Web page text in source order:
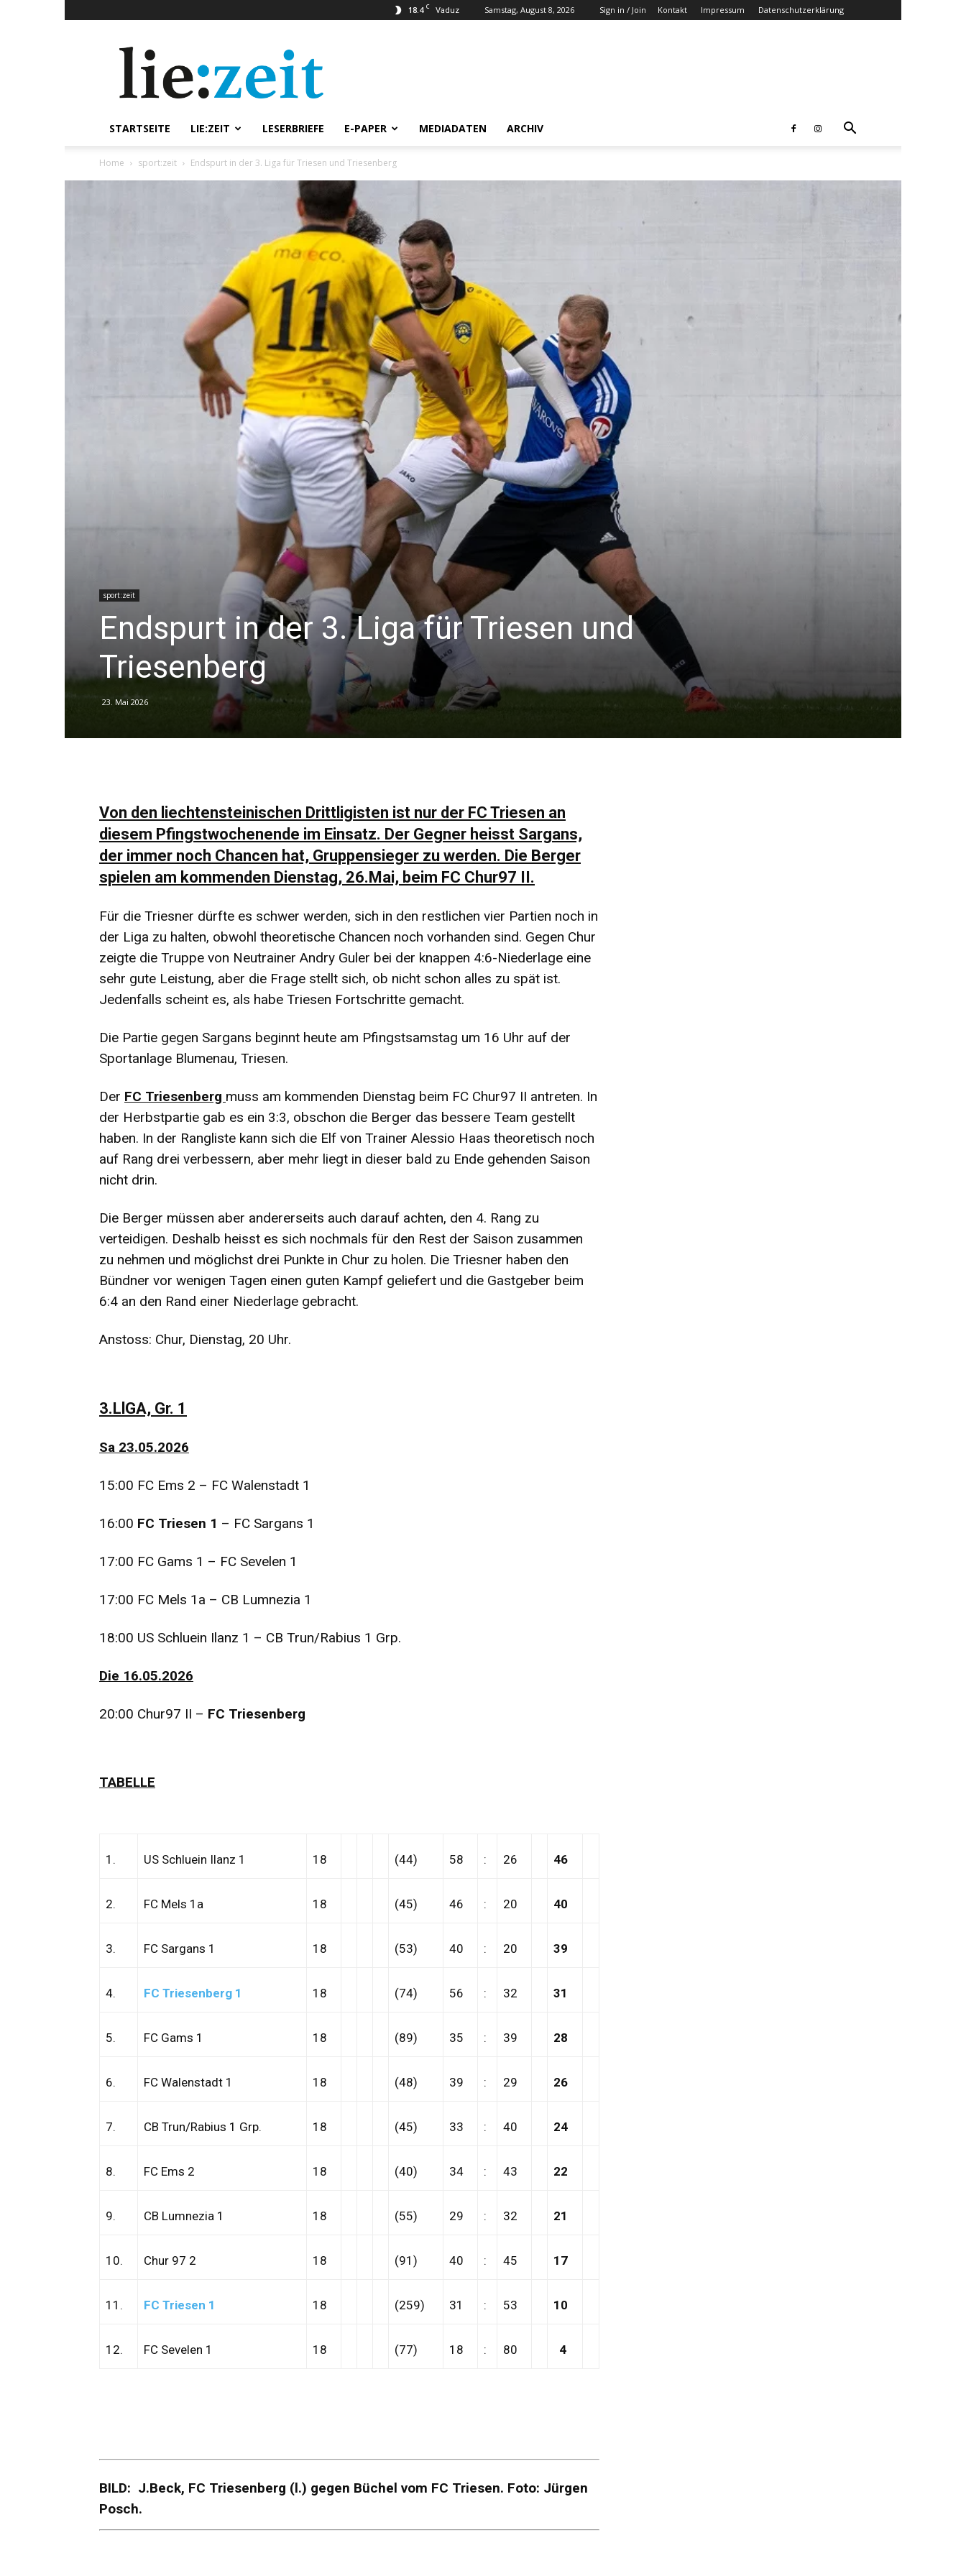
18.4 C Vaduz Samstag, August 8, 2026 Sign in / Join Kontakt Impressum Datenschutzerklärung
STARTSEITE LIE:ZEIT LESERBRIEFE E-PAPER MEDIADATEN ARCHIV
Home sport:zeit Endspurt in der 3. Liga für Triesen und Triesenberg
sport:zeit
Endspurt in der 3. Liga für Triesen und
Triesenberg
23. Mai 2026
Von den liechtensteinischen Drittligisten ist nur der FC Triesen an
diesem Pfingstwochenende im Einsatz. Der Gegner heisst Sargans,
der immer noch Chancen hat, Gruppensieger zu werden. Die Berger
spielen am kommenden Dienstag, 26.Mai, beim FC Chur97 II.
Für die Triesner dürfte es schwer werden, sich in den restlichen vier Partien noch in
der Liga zu halten, obwohl theoretische Chancen noch vorhanden sind. Gegen Chur
zeigte die Truppe von Neutrainer Andry Guler bei der knappen 4:6-Niederlage eine
sehr gute Leistung, aber die Frage stellt sich, ob nicht schon alles zu spät ist.
Jedenfalls scheint es, als habe Triesen Fortschritte gemacht.
Die Partie gegen Sargans beginnt heute am Pfingstsamstag um 16 Uhr auf der
Sportanlage Blumenau, Triesen.
Der FC Triesenberg muss am kommenden Dienstag beim FC Chur97 II antreten. In
der Herbstpartie gab es ein 3:3, obschon die Berger das bessere Team gestellt
haben. In der Rangliste kann sich die Elf von Trainer Alessio Haas theoretisch noch
auf Rang drei verbessern, aber mehr liegt in dieser bald zu Ende gehenden Saison
nicht drin.
Die Berger müssen aber andererseits auch darauf achten, den 4. Rang zu
verteidigen. Deshalb heisst es sich nochmals für den Rest der Saison zusammen
zu nehmen und möglichst drei Punkte in Chur zu holen. Die Triesner haben den
Bündner vor wenigen Tagen einen guten Kampf geliefert und die Gastgeber beim
6:4 an den Rand einer Niederlage gebracht.
Anstoss: Chur, Dienstag, 20 Uhr.
3.LlGA, Gr. 1
Sa 23.05.2026
15:00 FC Ems 2 – FC Walenstadt 1
16:00 FC Triesen 1 – FC Sargans 1
17:00 FC Gams 1 – FC Sevelen 1
17:00 FC Mels 1a – CB Lumnezia 1
18:00 US Schluein Ilanz 1 – CB Trun/Rabius 1 Grp.
Die 16.05.2026
20:00 Chur97 II – FC Triesenberg
TABELLE
1. US Schluein Ilanz 1 18 (44) 58 : 26 46
2. FC Mels 1a 18 (45) 46 : 20 40
3. FC Sargans 1 18 (53) 40 : 20 39
4. FC Triesenberg 1 18 (74) 56 : 32 31
5. FC Gams 1 18 (89) 35 : 39 28
6. FC Walenstadt 1 18 (48) 39 : 29 26
7. CB Trun/Rabius 1 Grp. 18 (45) 33 : 40 24
8. FC Ems 2 18 (40) 34 : 43 22
9. CB Lumnezia 1 18 (55) 29 : 32 21
10. Chur 97 2 18 (91) 40 : 45 17
11. FC Triesen 1 18 (259) 31 : 53 10
12. FC Sevelen 1 18 (77) 18 : 80 4
BILD: J.Beck, FC Triesenberg (l.) gegen Büchel vom FC Triesen. Foto: Jürgen
Posch.